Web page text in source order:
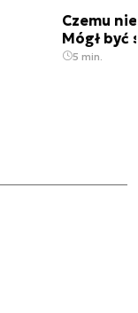
Czemu
Mógł być
5 min.